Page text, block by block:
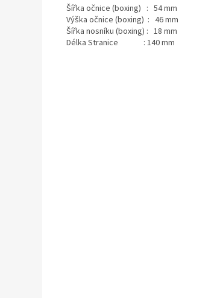
Šířka očnice (boxing) : 54 mm
Výška očnice (boxing) : 46 mm
Šířka nosníku (boxing) : 18 mm
Délka Stranice : 140 mm